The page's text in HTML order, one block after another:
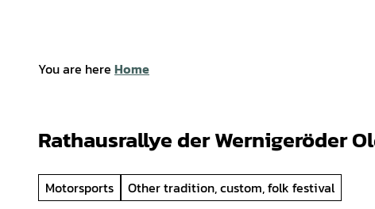
You are here Home
Rathausrallye der Wernigeröder
Motorsports Other tradition, custom, folk festival